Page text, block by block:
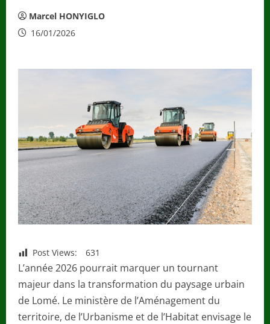
Marcel HONYIGLO
16/01/2026
Post Views: 631
L’année 2026 pourrait marquer un tournant
majeur dans la transformation du paysage urbain
de Lomé. Le ministère de l’Aménagement du
territoire, de l’Urbanisme et de l’Habitat envisage le